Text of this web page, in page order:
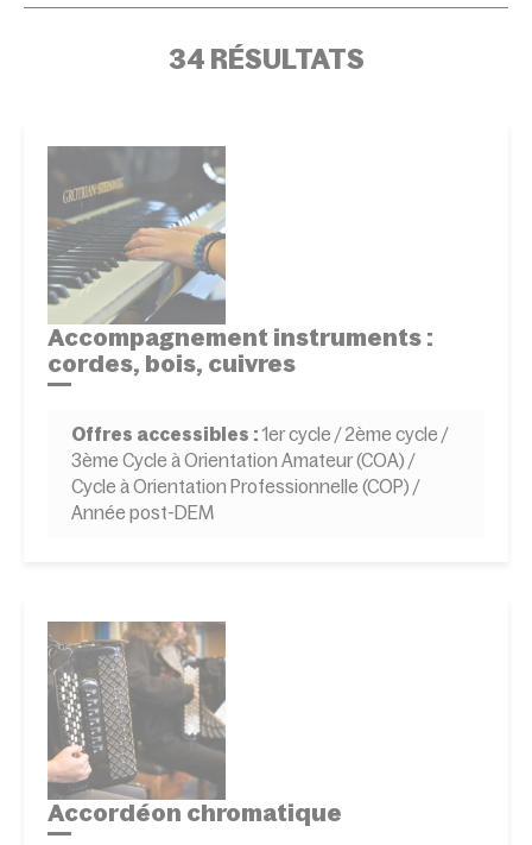
34 RÉSULTATS
Accompagnement instruments :
cordes, bois, cuivres
Offres accessibles : 1er cycle / 2ème cycle /
3ème Cycle à Orientation Amateur (COA) /
Cycle à Orientation Professionnelle (COP) /
Année post-DEM
Accordéon chromatique